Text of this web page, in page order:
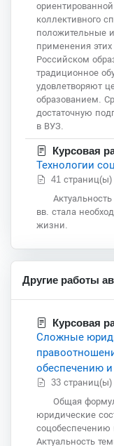
коллективного
положительные
применения
Российском
традиционное
удовлетворяют
образованием.
достаточную
в ВУЗ.
Курсовая
Технологии
41 страниц(ы)
вв. стала
жизни.
Другие работы
Курсовая
Сложные
обеспечению
33 страниц(ы)
Общая
юридические
соцобеспечению
Актуальность